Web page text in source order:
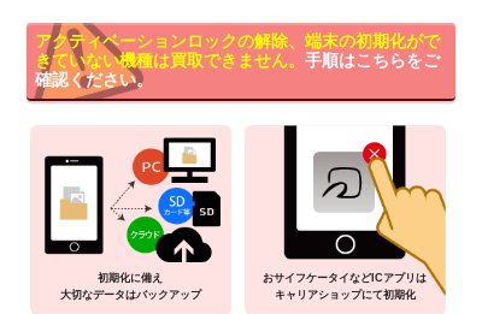
アクティベーションロックの解除、端末の初期化がで
きていない機種は買取できません。 手順はこちらをご
確認ください。
初期化に備え
大切なデータはバックアップ
おサイフケータイなどICアプリは
キャリアショップにて初期化